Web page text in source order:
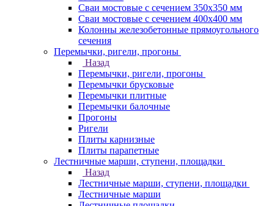
Сваи мостовые с сечением 350х350 мм
Сваи мостовые с сечением 400х400 мм
Колонны железобетонные прямоугольного
сечения
Перемычки, ригели, прогоны
Назад
Перемычки, ригели, прогоны
Перемычки брусковые
Перемычки плитные
Перемычки балочные
Прогоны
Ригели
Плиты карнизные
Плиты парапетные
Лестничные марши, ступени, площадки
Назад
Лестничные марши, ступени, площадки
Лестничные марши